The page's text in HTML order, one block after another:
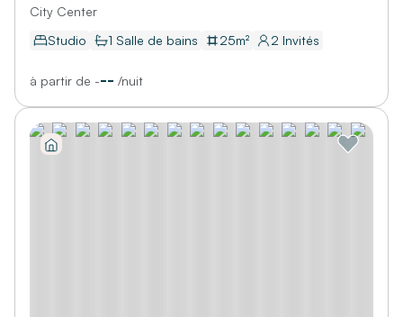
City Center
Studio
1 Salle de bains 25m² 2 Invités
à partir de --- /nuit